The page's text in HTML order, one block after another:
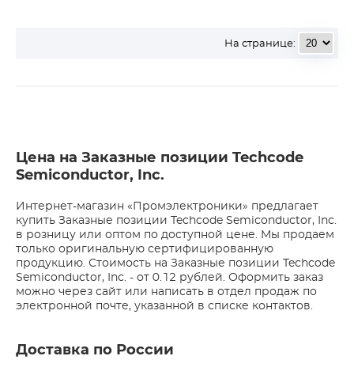
На странице:
Цена на Заказные позиции Techcode
Semiconductor, Inc.
Интернет-магазин «Промэлектроники» предлагает
купить Заказные позиции Techcode Semiconductor, Inc.
в розницу или оптом по доступной цене. Мы продаем
только оригинальную сертифицированную
продукцию. Стоимость на Заказные позиции Techcode
Semiconductor, Inc. - от 0.12 рублей. Оформить заказ
можно через сайт или написать в отдел продаж по
электронной почте, указанной в списке контактов.
Доставка по России